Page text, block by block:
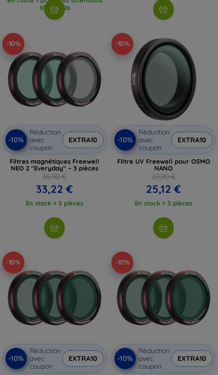
10. 8. 2026
-10%
-10%
Réduction
avec
coupon
EXTRA10
Filtres magnétiques Freewell
NEO 2 "Everyday" – 3 pièces
36,90 €
33,22 €
En stock > 5 pièces
-10%
-10%
Réduction
avec
coupon
EXTRA10
Filtre UV Freewell pour OSMO
NANO
27,90 €
25,12 €
En stock > 5 pièces
-10%
-10%
Réduction
avec
coupon
EXTRA10
-10%
-10%
Réduction
avec
coupon
EXTRA10